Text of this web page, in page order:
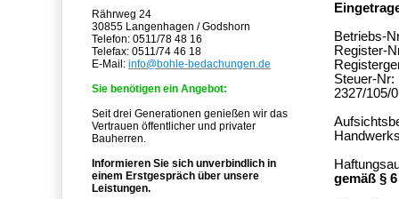
Betriebs-
Register-
Steuer-Nr:
2327/105/
gemäß §
Rährweg 24
30855 Langenhagen / Godshorn
Telefon: 0511/78 48 16
Telefax: 0511/74 46 18
E-Mail: info@bohle-bedachungen.de
Sie benötigen ein Angebot:
Seit drei Generationen genießen wir das
Vertrauen öffentlicher und privater
Bauherren.
Informieren Sie sich unverbindlich in
einem Erstgespräch über unsere
Leistungen.